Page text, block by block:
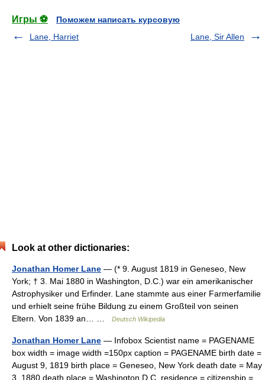
Игры ⚽
Поможем написать курсовую
Lane, Harriet
Lane, Sir Allen
Look at other dictionaries:
Jonathan Homer Lane — (* 9. August 1819 in Geneseo, New
York; † 3. Mai 1880 in Washington, D.C.) war ein amerikanischer
Astrophysiker und Erfinder. Lane stammte aus einer Farmerfamilie
und erhielt seine frühe Bildung zu einem Großteil von seinen
Eltern. Von 1839 an… …
Deutsch Wikipedia
Jonathan Homer Lane — Infobox Scientist name = PAGENAME
box width = image width =150px caption = PAGENAME birth date =
August 9, 1819 birth place = Geneseo, New York death date = May
3, 1880 death place = Washington D.C. residence = citizenship =